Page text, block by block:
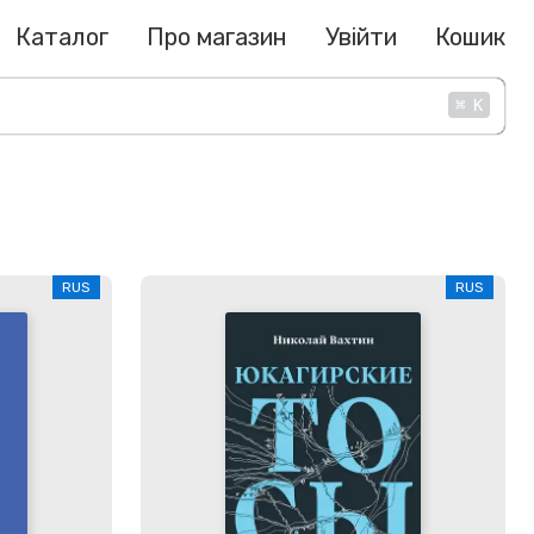
Каталог Про магазин Увійти Кошик
⌘ K
RUS RUS